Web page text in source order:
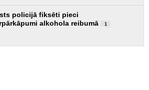
policijā fiksēti pieci
alkohola reibumā
1